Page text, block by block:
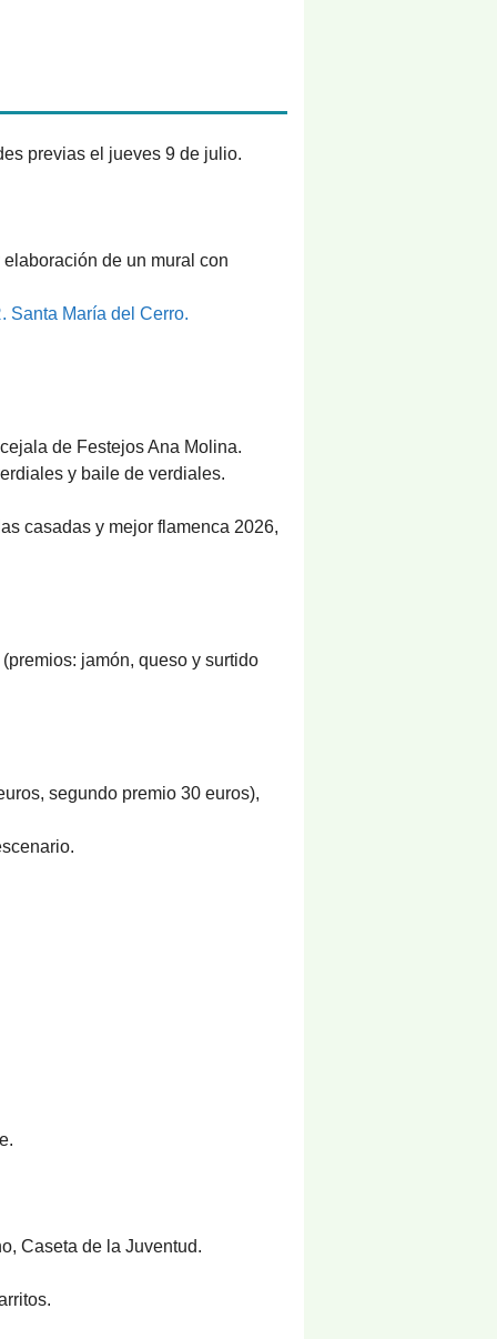
previas el jueves 9 de julio.
de un mural con
Santa María del Cerro.
de Festejos Ana Molina.
y baile de verdiales.
casadas y mejor flamenca 2026,
jamón, queso y surtido
segundo premio 30 euros),
Caseta de la Juventud.